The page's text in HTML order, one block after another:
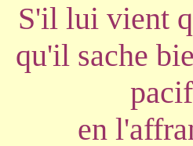
S'il lui vient
qu'il sache
en